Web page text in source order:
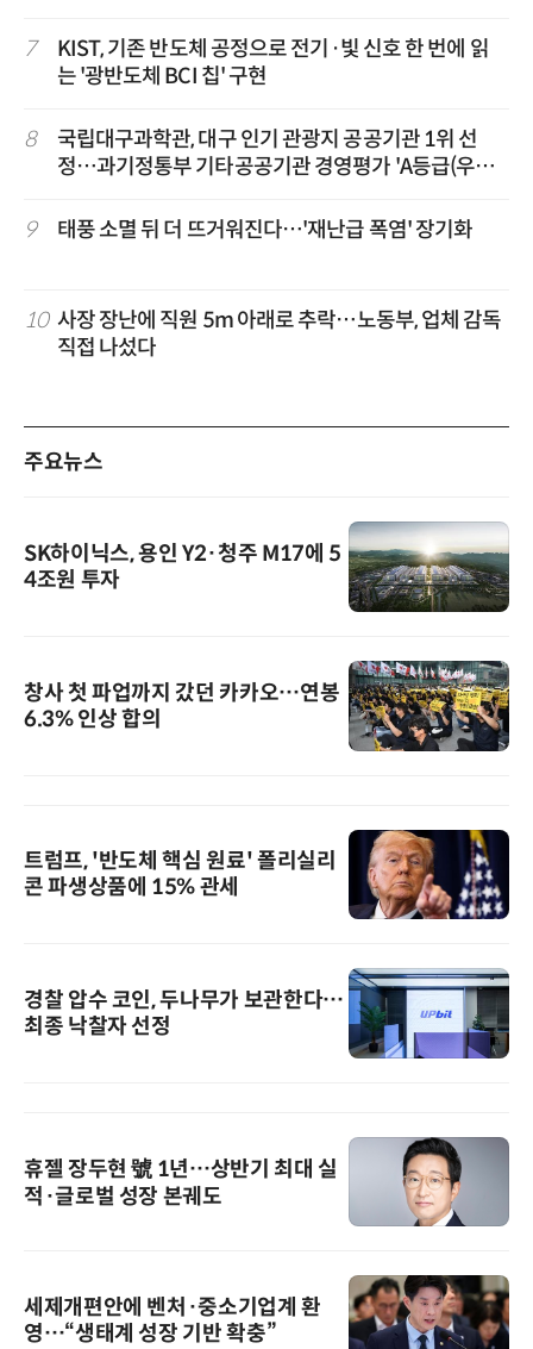
7
KIST, 기존 반도체 공정으로 전기·빛 신호 한 번에 읽
는 '광반도체 BCI 칩' 구현
8
국립대구과학관, 대구 인기 관광지 공공기관 1위 선
정…과기정통부 기타공공기관 경영평가 'A등급(우수)'
9
태풍 소멸 뒤 더 뜨거워진다…'재난급 폭염' 장기화
10 사장 장난에 직원 5m 아래로 추락…노동부, 업체 감독
직접 나섰다
주요뉴스
SK하이닉스, 용인 Y2·청주 M17에 5
4조원 투자
창사 첫 파업까지 갔던 카카오…연봉
6.3% 인상 합의
트럼프, '반도체 핵심 원료' 폴리실리
콘 파생상품에 15% 관세
경찰 압수 코인, 두나무가 보관한다…
최종 낙찰자 선정
휴젤 장두현 號 1년…상반기 최대 실
적·글로벌 성장 본궤도
세제개편안에 벤처·중소기업계 환
영…“생태계 성장 기반 확충”